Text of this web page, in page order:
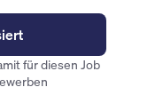
Tätigkeiten
der Verfügbarkeit
Material
Betreuung
für diesen Job